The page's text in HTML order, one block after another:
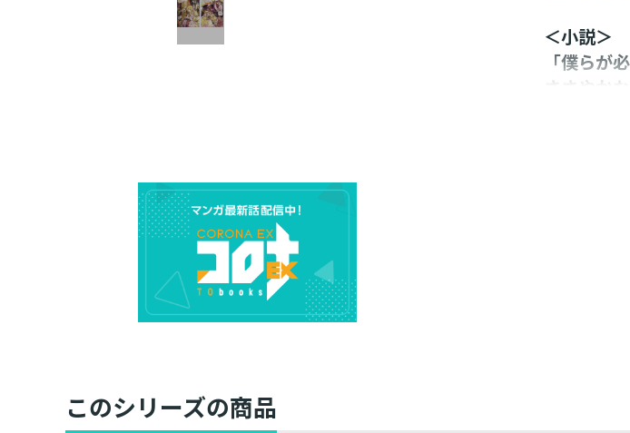
＜小説＞
「僕らが
ささやか
差・リリ
このシリーズの商品